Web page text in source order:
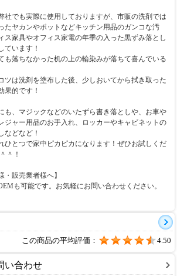
社でも実際に使用しておりますが、市販の洗剤では
たヤカンやポットなどキッチン用品のガンコな汚
ス家具やオフィス家電の年季の入った黒ずみ落とし
ています！
も落ちなかった机の上の輪染みが落ちて喜んでいる
ツは洗剤を塗布した後、少しおいてから拭き取った
果的です！
も、マジックなどのいたずら書き落としや、お車や
ジャー用品のお手入れ、ロッカーやキャビネットの
などなど！
ひとつで家中ピカピカになります！ぜひお試しくだ
＾！
・販売業者様へ】
も可能です。お気軽にお問い合わせください。
この商品の平均評価： 4.50
い合わせ